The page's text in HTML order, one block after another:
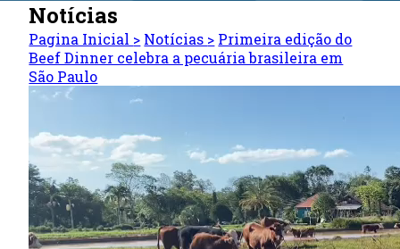
Notícias
Pagina Inicial > Notícias > Primeira edição do
Beef Dinner celebra a pecuária brasileira em
São Paulo
Tocador
vídeo